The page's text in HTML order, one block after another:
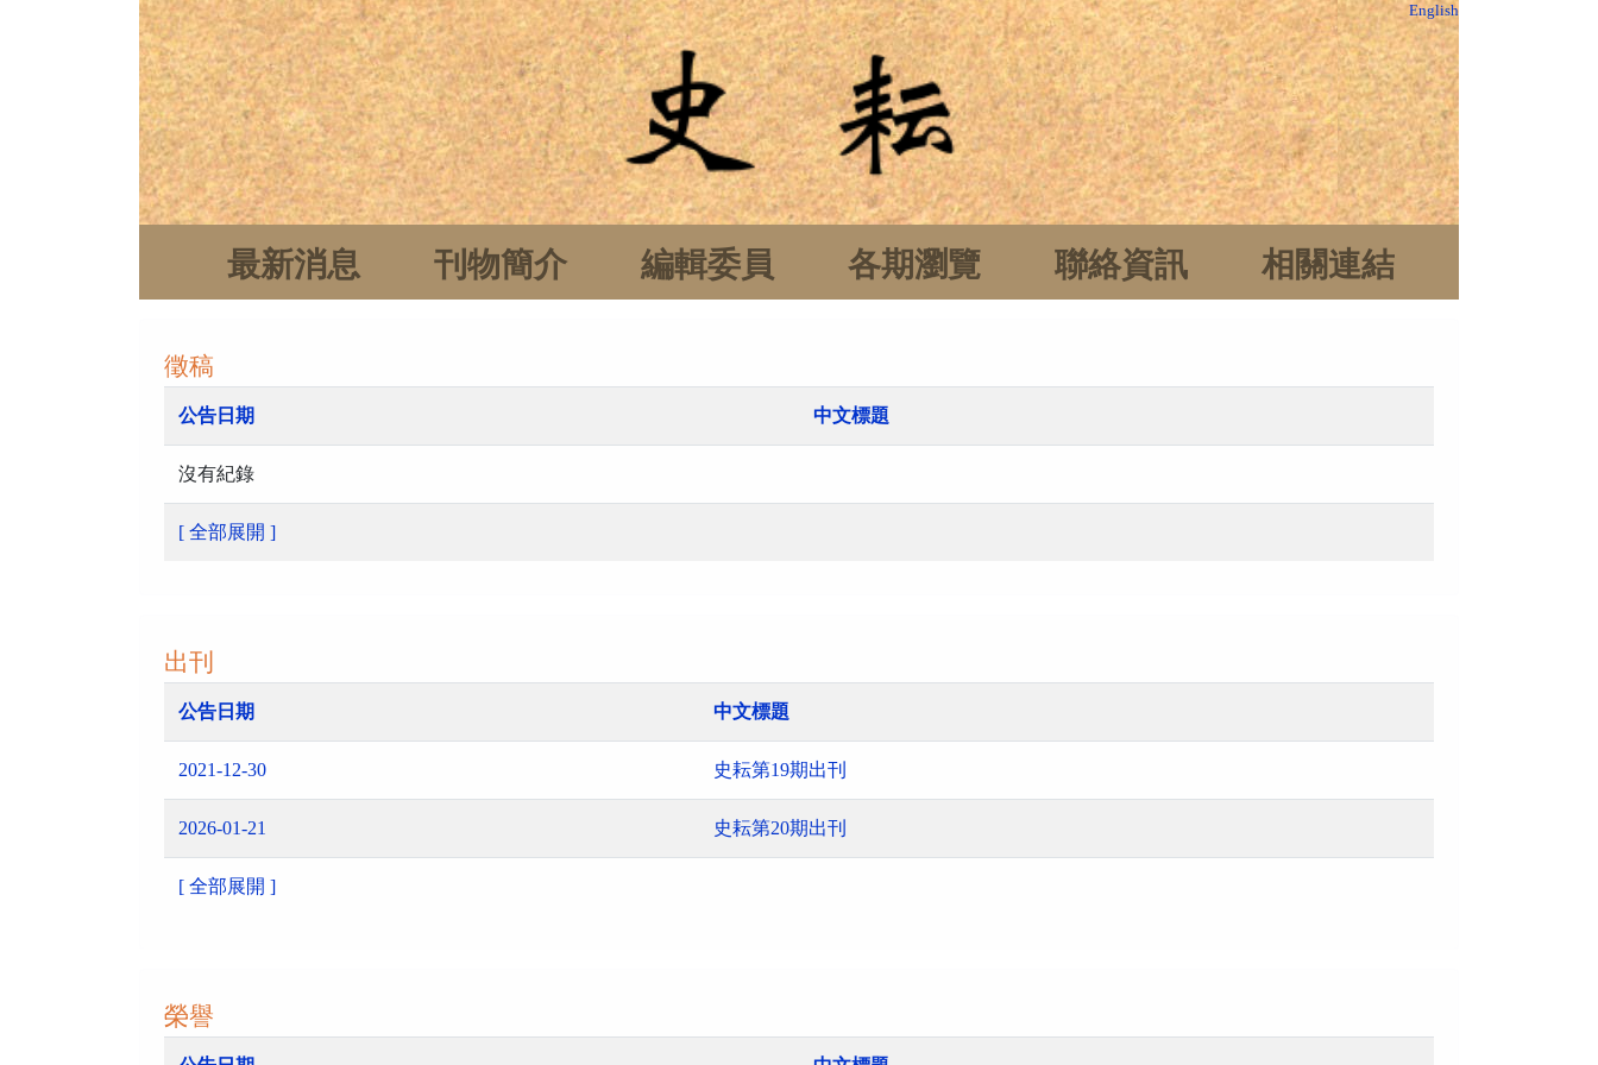
English
最新消息 刊物簡介 編輯委員 各期瀏覽 聯絡資訊 相關連結
徵稿
公告日期 中文標題
沒有紀錄
[ 全部展開 ]
出刊
公告日期 中文標題
2021-12-30 史耘第19期出刊
2026-01-21 史耘第20期出刊
[ 全部展開 ]
榮譽